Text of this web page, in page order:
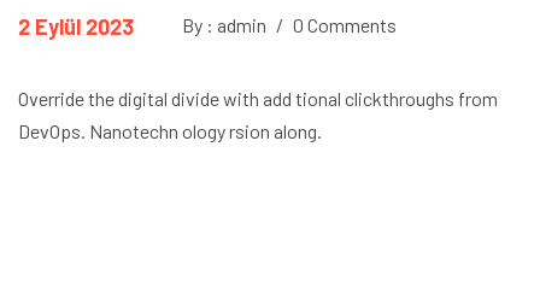
2 Eylül 2023 By : admin / 0 Comments
Override the digital divide with add tional clickthroughs from
DevOps. Nanotechn ology rsion along.